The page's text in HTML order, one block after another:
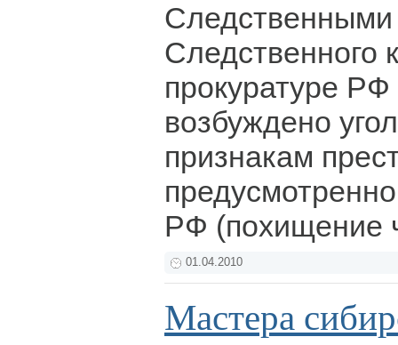
Следственными
Следственного
прокуратуре
возбуждено
признакам
РФ (похищение
01.04.2010
Мастера